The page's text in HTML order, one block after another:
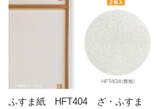
ふすま紙 HFT404 ざ・ふすま